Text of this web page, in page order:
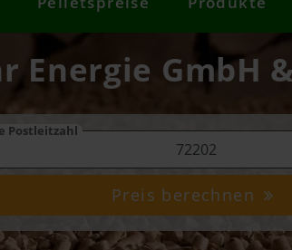
Energie GmbH
Postleitzahl
Preis berechnen